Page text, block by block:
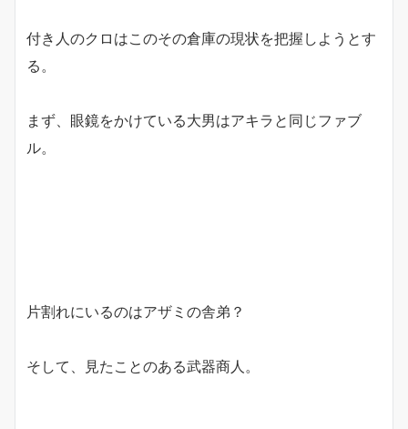
付き人のクロはこのその倉庫の現状を把握しようとす
る。
まず、眼鏡をかけている大男はアキラと同じファブ
ル。
片割れにいるのはアザミの舎弟？
そして、見たことのある武器商人。